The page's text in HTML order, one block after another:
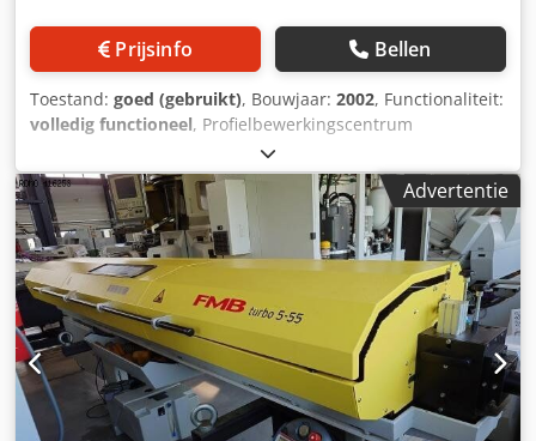
Prijsinfo Bellen
Toestand: goed (gebruikt), Bouwjaar: 2002, Functionaliteit:
volledig functioneel, Profielbewerkingscentrum
portaalfreesmachine Type: MBZ 72/80-3 Bouwjaar: 2002
Toestand: gebruikt Technische gegevens: x-as: 7000 mm y-
as: 1000 mm z-as: 370 mm Spindelaandrijving: 6,8 kW
Spindelsnelheid: 20.000 tpm Gereedschaphouder: SK30
Trekbout DIN 69872 Gereedschapswisselaar: 12 Speciale
uitrusting/toebehoren – Vögele centrale smering – Niels
minimale hoeveelheid smering – Vakuümsysteem met 8
spanklemmodules – 8 gereedschaphouders incl.
gereedschap – Werkstukopnemer incl. gereedschaphouder
– Documentatie Chodpfoy S Hazjx Ab Uja
Advertentie